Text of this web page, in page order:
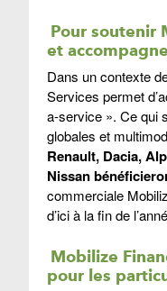
Pour soutenir
et
Dans un contexte
Services permet
a-service ». Ce qui
globales et
Renault, Dacia,
Nissan
commerciale
d’ici à la fin de
Mobilize
pour les